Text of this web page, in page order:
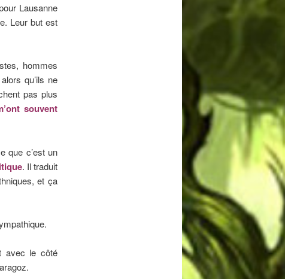
Lausanne
Leur but est
hommes
qu’ils ne
pas plus
souvent
que c’est un
. Il traduit
et ça
avec le côté